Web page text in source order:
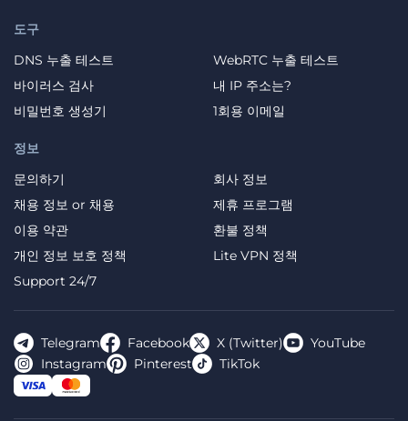
정보
문의하기
회사 정보
채용 정보 or 채용
제휴 프로그램
이용 약관
환불 정책
개인 정보 보호 정책
Lite VPN 정책
Support 24/7
도구
DNS 누출 테스트
WebRTC 누출 테스트
바이러스 검사
내 IP 주소는?
비밀번호 생성기
1회용 이메일
Telegram Facebook X (Twitter)
YouTube
Instagram
Pinterest TikTok